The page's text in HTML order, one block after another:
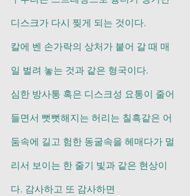
디스크가 다시 찢게 되는 것이다.
칼에 벤 손가락의 상처가 붙어 갈 때 매
일 벌려 놓는 것과 같은 형국이다.
심한 방사통 혹은 디스크성 요통이 줄어
들면서 뻣뻣해지는 허리는 칠흑같은 어
둠속에 길고 험한 동굴속을 헤매다가 멀
리서 보이는 한 줄기 빛과 같은 현상이
다. 감사하고 또 감사하면